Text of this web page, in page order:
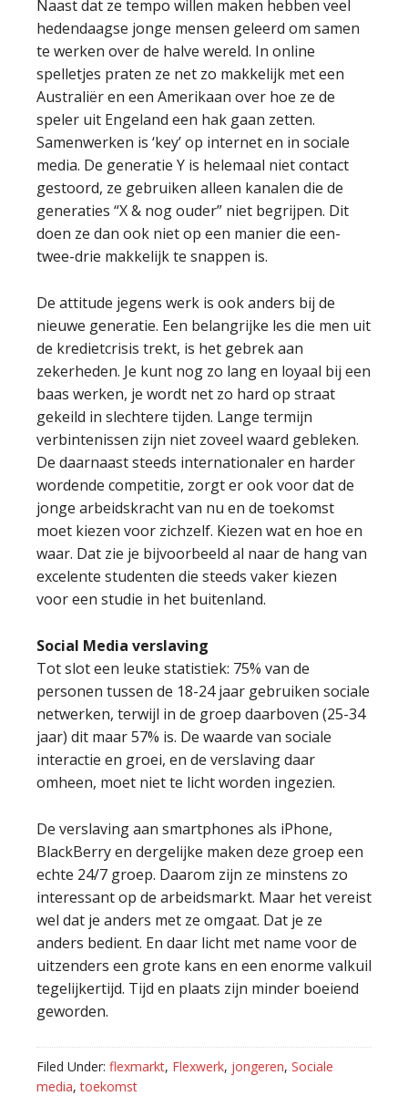
Naast dat ze tempo willen maken hebben veel
hedendaagse jonge mensen geleerd om samen
te werken over de halve wereld. In online
spelletjes praten ze net zo makkelijk met een
Australiër en een Amerikaan over hoe ze de
speler uit Engeland een hak gaan zetten.
Samenwerken is ‘key’ op internet en in sociale
media. De generatie Y is helemaal niet contact
gestoord, ze gebruiken alleen kanalen die de
generaties “X & nog ouder” niet begrijpen. Dit
doen ze dan ook niet op een manier die een-
twee-drie makkelijk te snappen is.
De attitude jegens werk is ook anders bij de
nieuwe generatie. Een belangrijke les die men uit
de kredietcrisis trekt, is het gebrek aan
zekerheden. Je kunt nog zo lang en loyaal bij een
baas werken, je wordt net zo hard op straat
gekeild in slechtere tijden. Lange termijn
verbintenissen zijn niet zoveel waard gebleken.
De daarnaast steeds internationaler en harder
wordende competitie, zorgt er ook voor dat de
jonge arbeidskracht van nu en de toekomst
moet kiezen voor zichzelf. Kiezen wat en hoe en
waar. Dat zie je bijvoorbeeld al naar de hang van
excelente studenten die steeds vaker kiezen
voor een studie in het buitenland.
Social Media verslaving
Tot slot een leuke statistiek: 75% van de
personen tussen de 18-24 jaar gebruiken sociale
netwerken, terwijl in de groep daarboven (25-34
jaar) dit maar 57% is. De waarde van sociale
interactie en groei, en de verslaving daar
omheen, moet niet te licht worden ingezien.
De verslaving aan smartphones als iPhone,
BlackBerry en dergelijke maken deze groep een
echte 24/7 groep. Daarom zijn ze minstens zo
interessant op de arbeidsmarkt. Maar het vereist
wel dat je anders met ze omgaat. Dat je ze
anders bedient. En daar licht met name voor de
uitzenders een grote kans en een enorme valkuil
tegelijkertijd. Tijd en plaats zijn minder boeiend
geworden.
Filed Under: flexmarkt, Flexwerk, jongeren, Sociale
media,toekomst